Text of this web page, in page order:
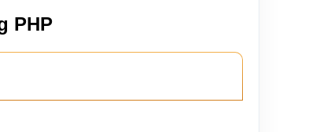
PHP